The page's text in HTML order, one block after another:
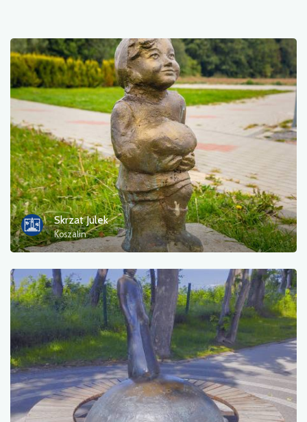
Skrzat Julek
Koszalin
Fahrradzähler
Achtung
Sehenswürdigkeiten
Gastronomie
Touristeninformation
Badebereiche
Kultur und Unterhaltung
Rastplatz
Militär
Museum
Unterkunft
Campingplätze